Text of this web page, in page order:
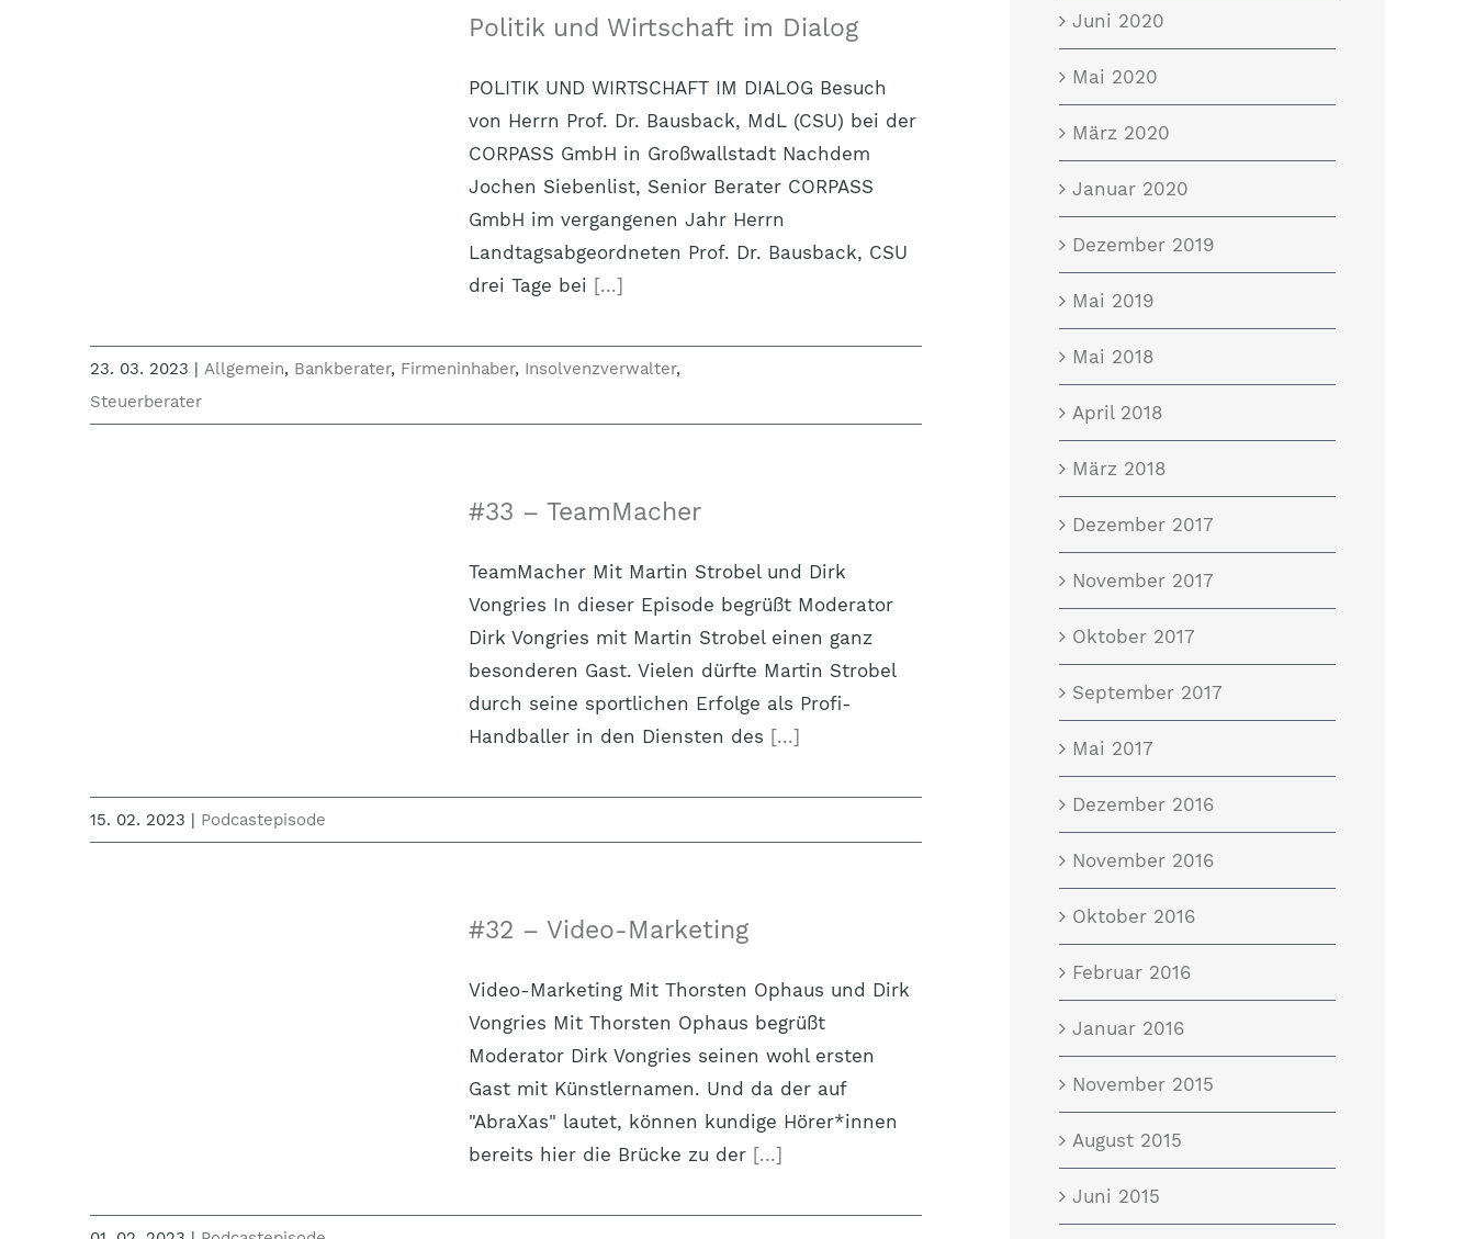
Politik und Wirtschaft im Dialog
POLITIK UND WIRTSCHAFT IM DIALOG Besuch
von Herrn Prof. Dr. Bausback, MdL (CSU) bei der
CORPASS GmbH in Großwallstadt Nachdem
Jochen Siebenlist, Senior Berater CORPASS
GmbH im vergangenen Jahr Herrn
Landtagsabgeordneten Prof. Dr. Bausback, CSU
drei Tage bei [...]
23. 03. 2023 | Allgemein, Bankberater, Firmeninhaber, Insolvenzverwalter,
Steuerberater
#33 – TeamMacher
TeamMacher Mit Martin Strobel und Dirk
Vongries In dieser Episode begrüßt Moderator
Dirk Vongries mit Martin Strobel einen ganz
besonderen Gast. Vielen dürfte Martin Strobel
durch seine sportlichen Erfolge als Profi-
Handballer in den Diensten des [...]
15. 02. 2023 | Podcastepisode
#32 – Video-Marketing
Video-Marketing Mit Thorsten Ophaus und Dirk
Vongries Mit Thorsten Ophaus begrüßt
Moderator Dirk Vongries seinen wohl ersten
Gast mit Künstlernamen. Und da der auf
"AbraXas" lautet, können kundige Hörer*innen
bereits hier die Brücke zu der [...]
Juni 2020
Mai 2020
März 2020
Januar 2020
Dezember 2019
Mai 2019
Mai 2018
April 2018
März 2018
Dezember 2017
November 2017
Oktober 2017
September 2017
Mai 2017
Dezember 2016
November 2016
Oktober 2016
Februar 2016
Januar 2016
November 2015
August 2015
Juni 2015